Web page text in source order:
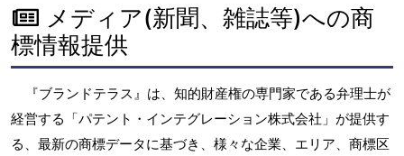
メディア(新聞、雑誌等)への商
標情報提供
『ブランドテラス』は、知的財産権の専門家である弁理士が
経営する「パテント・インテグレーション株式会社」が提供す
る、最新の商標データに基づき、様々な企業、エリア、商標区